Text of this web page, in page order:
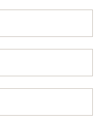
マルウエア